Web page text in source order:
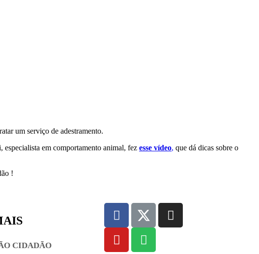
um serviço de adestramento.
especialista em comportamento animal, fez esse vídeo, que dá dicas sobre o
!
CIDADÃO